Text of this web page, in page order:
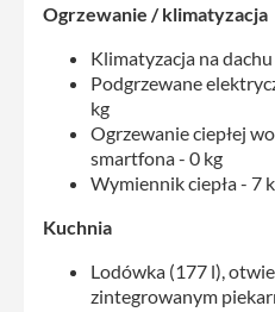
Ogrzewanie / klimatyzacja
Klimatyzacja na
Podgrzewane
kg
Ogrzewanie ciepłej
smartfona - 0 kg
Wymiennik ciepła - 7
Kuchnia
Lodówka (177 l),
zintegrowanym